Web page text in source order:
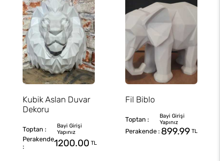
Kubik Aslan Duvar
Dekoru
1200.00 TL
Fil Biblo
899.99 TL